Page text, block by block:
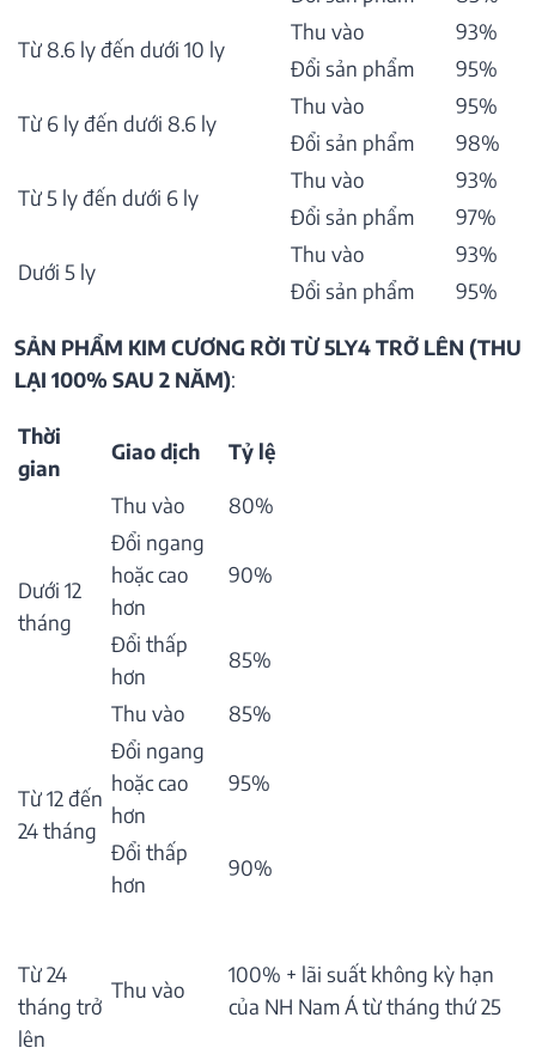
Từ 8.6 ly đến dưới 10 ly
Thu vào
93%
Đổi sản phẩm
95%
Từ 6 ly đến dưới 8.6 ly
Thu vào
95%
Đổi sản phẩm
98%
Từ 5 ly đến dưới 6 ly
Thu vào
93%
Đổi sản phẩm
97%
Dưới 5 ly
Thu vào
93%
Đổi sản phẩm
95%
SẢN PHẨM KIM CƯƠNG RỜI TỪ 5LY4 TRỞ LÊN (THU
LẠI 100% SAU 2 NĂM):
Thời
gian
Giao dịch Tỷ lệ
Dưới 12
tháng
Thu vào
80%
Đổi ngang
hoặc cao
hơn
90%
Đổi thấp
hơn
85%
Từ 12 đến
24 tháng
Thu vào
85%
Đổi ngang
hoặc cao
hơn
95%
Đổi thấp
hơn
90%
Từ 24
tháng trở
lên
Thu vào
100% + lãi suất không kỳ hạn
của NH Nam Á từ tháng thứ 25